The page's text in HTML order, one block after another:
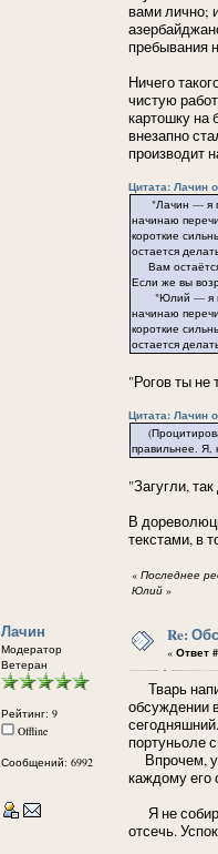
вами лично;
пребывания
Ничего
чистую
картошку на
внезапно
производит
Цитата: Лачин
"Лачин — я
начинаю
короткие
остается
Вам остаётся
Если же вы
"Юлий — я
начинаю
короткие
остается
"Рогов ты не
Цитата: Лачин
правильнее. Я,
"Загугли,
В
текстами, в
« Последнее
Юлий »
Лачин
Модератор
Ветеран
Рейтинг: 9
Offline
Сообщений: 6992
Re:
« Ответ
Тварь
обсуждении
портуньоле
Впрочем,
каждому его
Я не
отсечь.